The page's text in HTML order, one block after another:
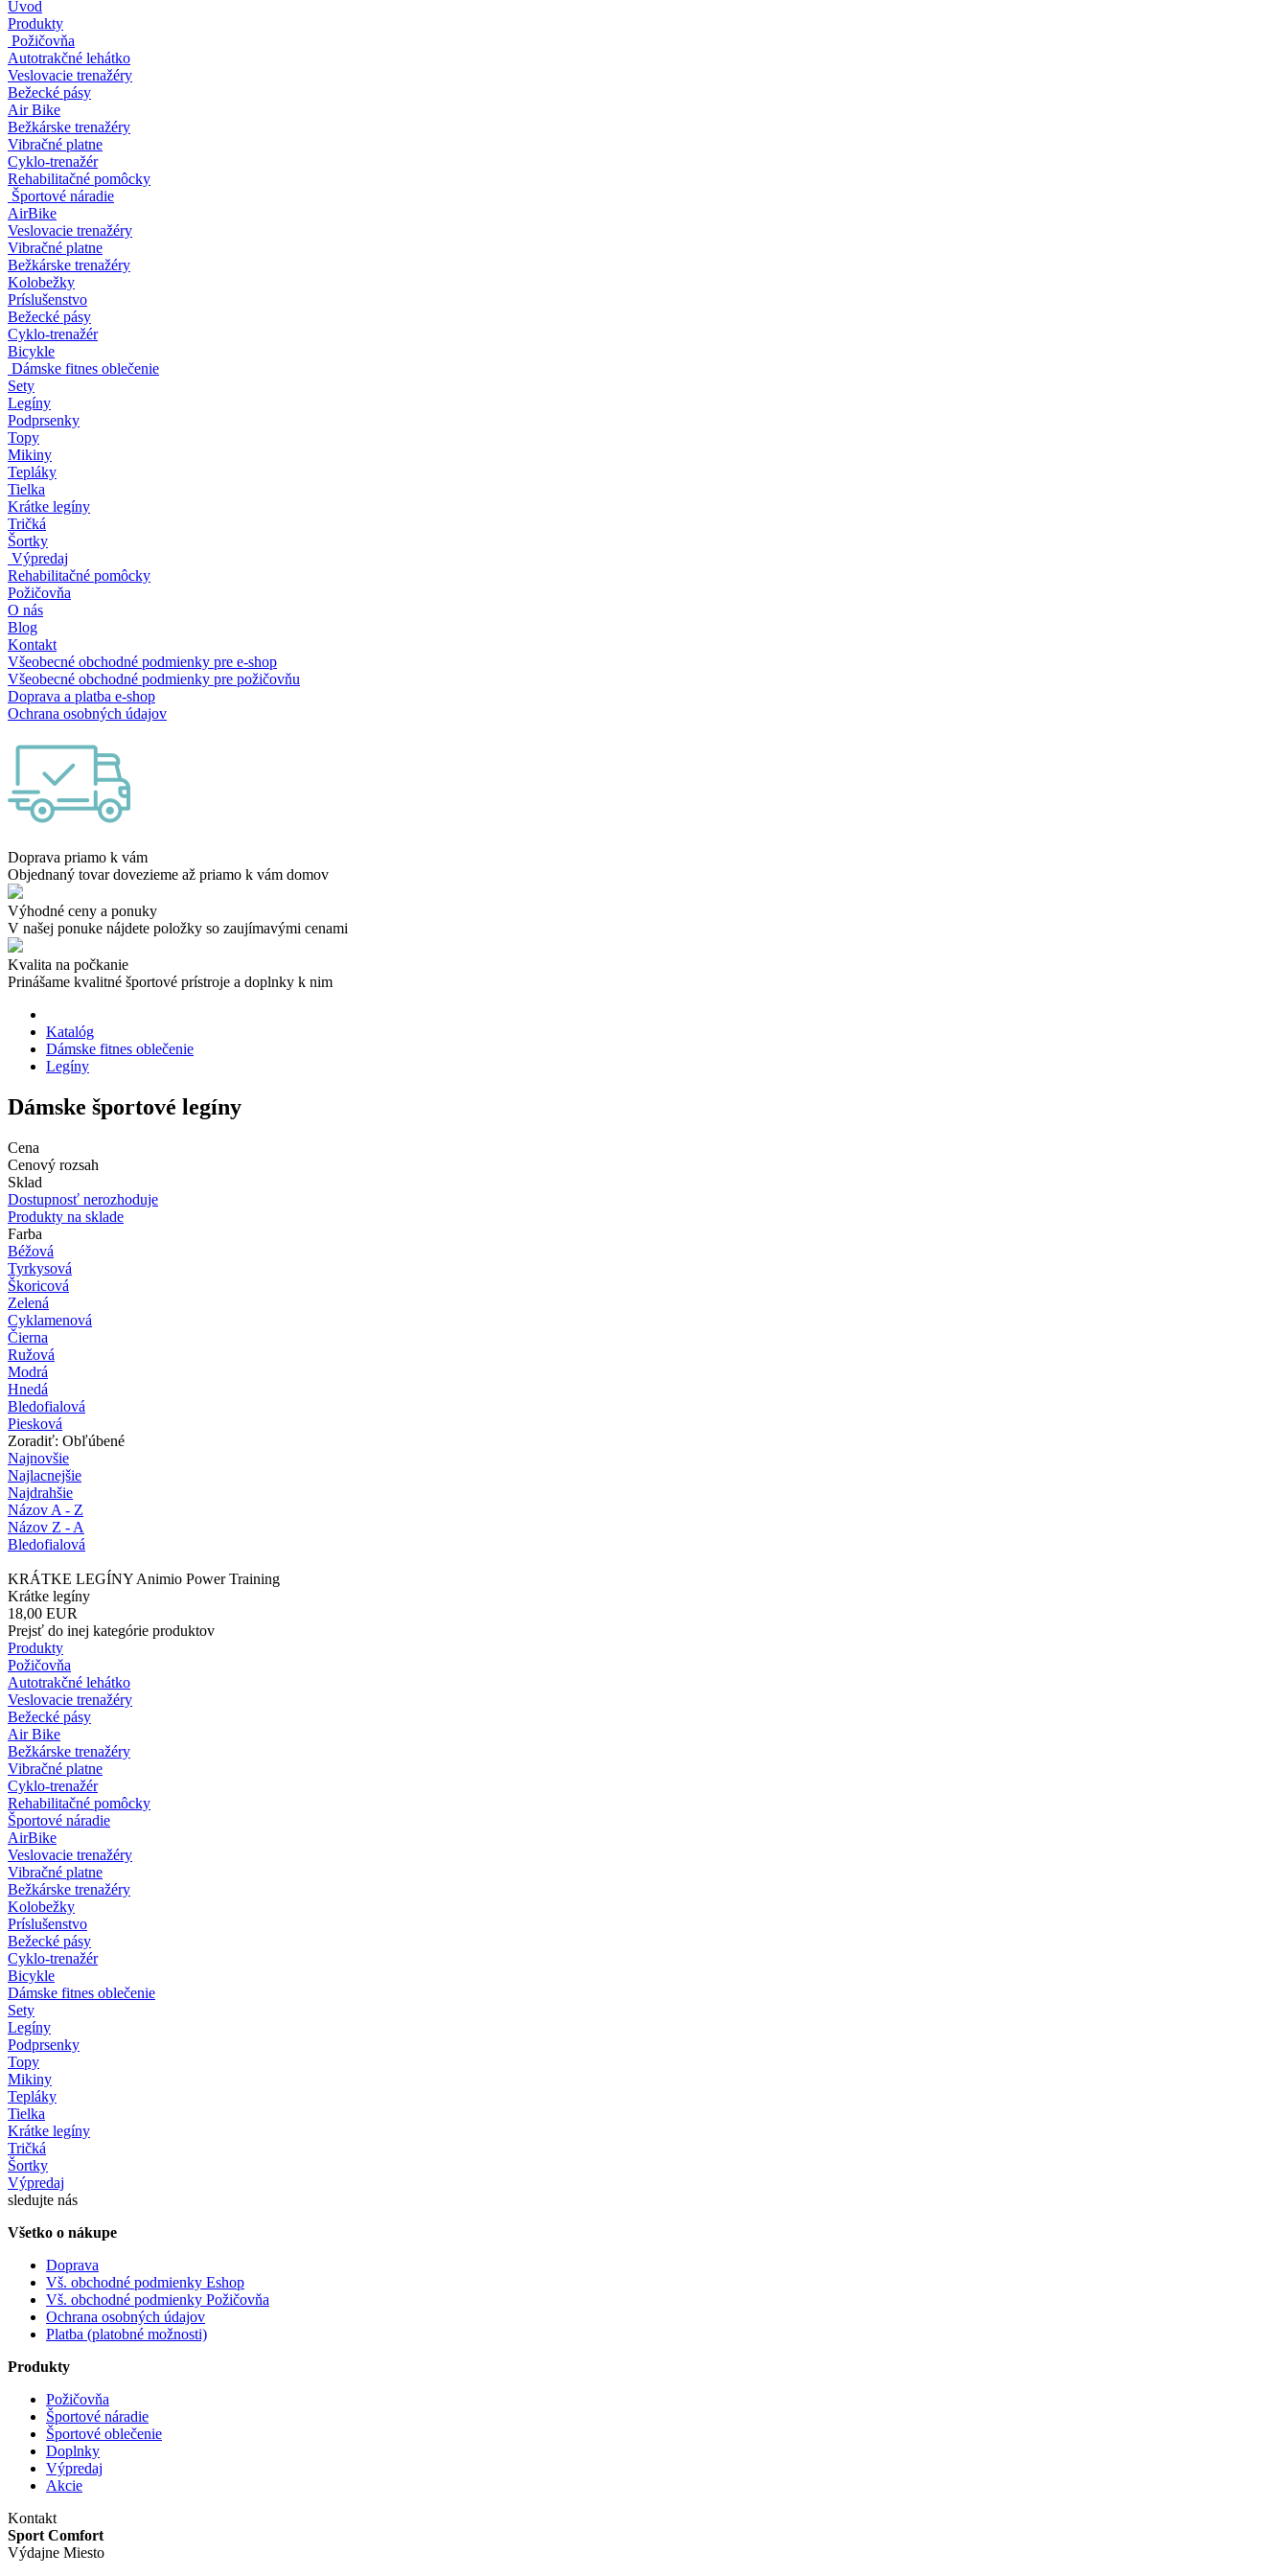
Úvod
Produkty
Požičovňa
Autotrakčné lehátko
Veslovacie trenažéry
Bežecké pásy
Air Bike
Bežkárske trenažéry
Vibračné platne
Cyklo-trenažér
Rehabilitačné pomôcky
Športové náradie
AirBike
Veslovacie trenažéry
Vibračné platne
Bežkárske trenažéry
Kolobežky
Príslušenstvo
Bežecké pásy
Cyklo-trenažér
Bicykle
Dámske fitnes oblečenie
Sety
Legíny
Podprsenky
Topy
Mikiny
Tepláky
Tielka
Krátke legíny
Tričká
Šortky
Výpredaj
Rehabilitačné pomôcky
Požičovňa
O nás
Blog
Kontakt
Všeobecné obchodné podmienky pre e-shop
Všeobecné obchodné podmienky pre požičovňu
Doprava a platba e-shop
Ochrana osobných údajov
Doprava priamo k vám
Objednaný tovar dovezieme až priamo k vám domov
Výhodné ceny a ponuky
V našej ponuke nájdete položky so zaujímavými cenami
Kvalita na počkanie
Prinášame kvalitné športové prístroje a doplnky k nim
Katalóg
Dámske fitnes oblečenie
Legíny
Dámske športové legíny
Cena
Cenový rozsah
Sklad
Dostupnosť nerozhoduje
Produkty na sklade
Farba
Béžová
Tyrkysová
Škoricová
Zelená
Cyklamenová
Čierna
Ružová
Modrá
Hnedá
Bledofialová
Piesková
Zoradiť: Obľúbené
Najnovšie
Najlacnejšie
Najdrahšie
Názov A - Z
Názov Z - A
Bledofialová
KRÁTKE LEGÍNY Animio Power Training
Krátke legíny
18,00 EUR
Prejsť do inej kategórie produktov
Produkty
Požičovňa
Autotrakčné lehátko
Veslovacie trenažéry
Bežecké pásy
Air Bike
Bežkárske trenažéry
Vibračné platne
Cyklo-trenažér
Rehabilitačné pomôcky
Športové náradie
AirBike
Veslovacie trenažéry
Vibračné platne
Bežkárske trenažéry
Kolobežky
Príslušenstvo
Bežecké pásy
Cyklo-trenažér
Bicykle
Dámske fitnes oblečenie
Sety
Legíny
Podprsenky
Topy
Mikiny
Tepláky
Tielka
Krátke legíny
Tričká
Šortky
Výpredaj
sledujte nás
Všetko o nákupe
Doprava
Vš. obchodné podmienky Eshop
Vš. obchodné podmienky Požičovňa
Ochrana osobných údajov
Platba (platobné možnosti)
Produkty
Požičovňa
Športové náradie
Športové oblečenie
Doplnky
Výpredaj
Akcie
Kontakt
Sport Comfort
Výdajne Miesto